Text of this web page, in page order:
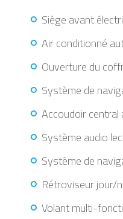
Siège avant
Air conditionné
Ouverture du
Système de
Accoudoir
Système audio
Système de
Rétroviseur jour/
Volant multi-